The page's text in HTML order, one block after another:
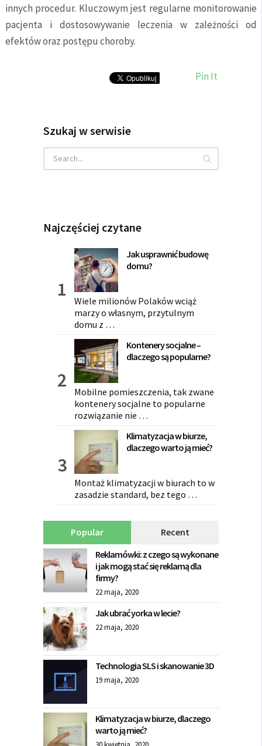
innych procedur. Kluczowym jest regularne monitorowanie
pacjenta i dostosowywanie leczenia w zależności od
efektów oraz postępu choroby.
Pin It
Szukaj w serwisie
Najczęściej czytane
Jak usprawnić budowę
domu?
Wiele milionów Polaków wciąż
marzy o własnym, przytulnym
domu z …
Kontenery socjalne –
dlaczego są popularne?
Mobilne pomieszczenia, tak zwane
kontenery socjalne to popularne
rozwiązanie nie …
Klimatyzacja w biurze,
dlaczego warto ją mieć?
Montaż klimatyzacji w biurach to w
zasadzie standard, bez tego …
Popular
Recent
Reklamówki: z czego są wykonane
i jak mogą stać się reklamą dla
firmy?
22 maja, 2020
Jak ubrać yorka w lecie?
22 maja, 2020
Technologia SLS i skanowanie 3D
19 maja, 2020
Klimatyzacja w biurze, dlaczego
warto ją mieć?